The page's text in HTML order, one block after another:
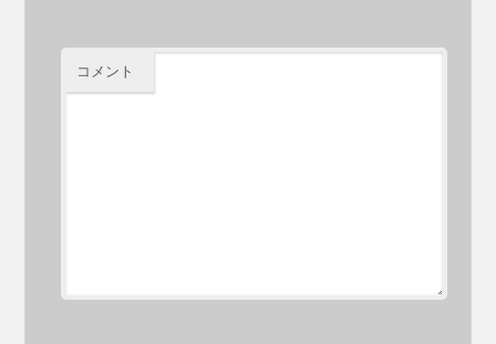
コメント